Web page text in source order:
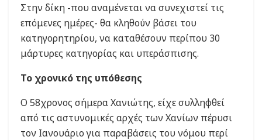
Στην δίκη -που αναμένεται να συνεχιστεί τις
επόμενες ημέρες- θα κληθούν βάσει του
κατηγορητηρίου, να καταθέσουν περίπου 30
μάρτυρες κατηγορίας και υπεράσπισης.
Το χρονικό της υπόθεσης
O 58χρονος σήμερα Χανιώτης, είχε συλληφθεί
από τις αστυνομικές αρχές των Χανίων πέρυσι
τον Ιανουάριο για παραβάσεις του νόμου περί